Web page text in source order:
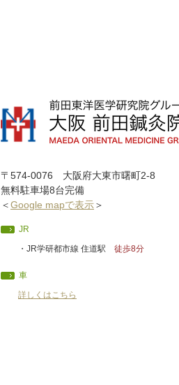
〒574-0076 大阪府大東市曙町2-8
無料駐車場8台完備
＜Google mapで表示＞
JR
・JR学研都市線 住道駅 徒歩8分
車
詳しくはこちら